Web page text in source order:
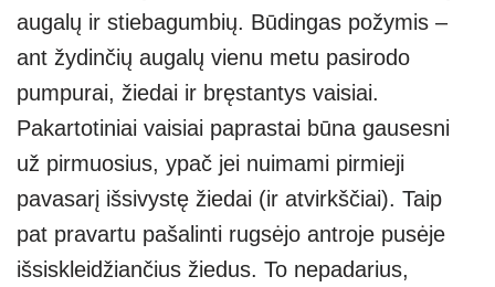
augalų ir stiebagumbių. Būdingas požymis –
ant žydinčių augalų vienu metu pasirodo
pumpurai, žiedai ir bręstantys vaisiai.
Pakartotiniai vaisiai paprastai būna gausesni
už pirmuosius, ypač jei nuimami pirmieji
pavasarį išsivystę žiedai (ir atvirkščiai). Taip
pat pravartu pašalinti rugsėjo antroje pusėje
išsiskleidžiančius žiedus. To nepadarius,